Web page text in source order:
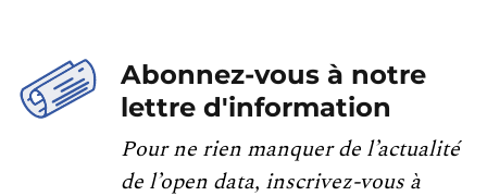
Abonnez-vous à notre
lettre d'information
Pour ne rien manquer de l’actualité
de l’open data, inscrivez-vous à